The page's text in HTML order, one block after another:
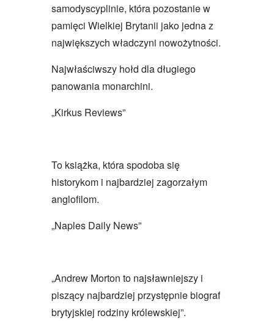
samodyscyplinie, która pozostanie w
pamięci Wielkiej Brytanii jako jedna z
największych władczyni nowożytności.
Najwłaściwszy hołd dla długiego
panowania monarchini.
„Kirkus Reviews”
To książka, która spodoba się
historykom i najbardziej zagorzałym
anglofilom.
„Naples Daily News”
„Andrew Morton to najsławniejszy i
piszący najbardziej przystępnie biograf
brytyjskiej rodziny królewskiej”.